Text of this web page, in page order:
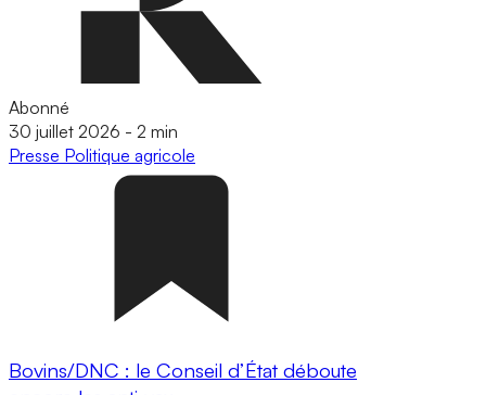
Abonné
30 juillet 2026 - 2 min
Presse Politique agricole
Bovins/DNC : le Conseil d’État déboute